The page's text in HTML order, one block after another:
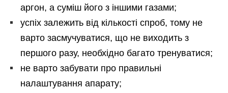
аргон, а суміш його з іншими газами;
успіх залежить від кількості спроб, тому не
варто засмучуватися, що не виходить з
першого разу, необхідно багато тренуватися;
не варто забувати про правильні
налаштування апарату;